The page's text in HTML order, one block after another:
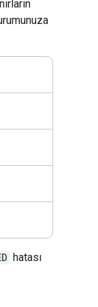
hatası